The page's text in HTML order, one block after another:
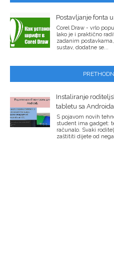
Postavljanje fonta
Corel Draw - vrlo
lako je i praktično
zadanim
sustav, dodatne se...
Instaliranje
tabletu sa Androida
S pojavom novih
student ima gadget:
računalo. Svaki
zaštititi dijete od